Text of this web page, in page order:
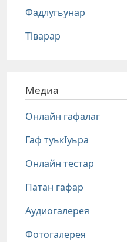
Фадлугьунар
Тlварар
Медиа
Онлайн гафалаг
Гаф туькIуьра
Онлайн тестар
Патан гафар
Аудиогалерея
Фотогалерея